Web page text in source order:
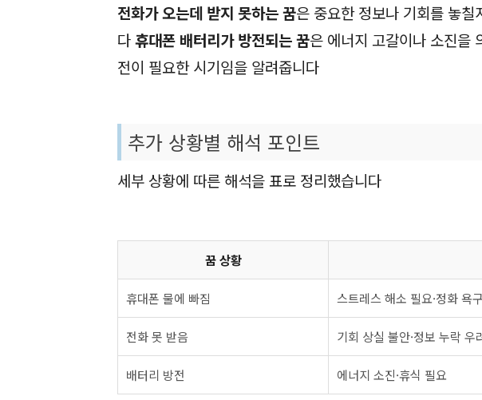
전화가 오는데 받지 못하는 꿈은 중요한 정보나 기회를 놓
다휴대폰 배터리가 방전되는 꿈은 에너지 고갈이나 소진을
전이 필요한 시기임을 알려줍니다
추가 상황별 해석 포인트
세부 상황에 따른 해석을 표로 정리했습니다
꿈 상황
휴대폰 물에 빠짐 스트레스 해소 필요·정화 욕구
전화 못 받음 기회 상실 불안·정보 누락 우
배터리 방전 에너지 소진·휴식 필요